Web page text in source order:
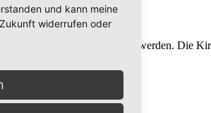
alten Farbschichten befreit werden. Die
🙂
und kann meine
widerrufen oder